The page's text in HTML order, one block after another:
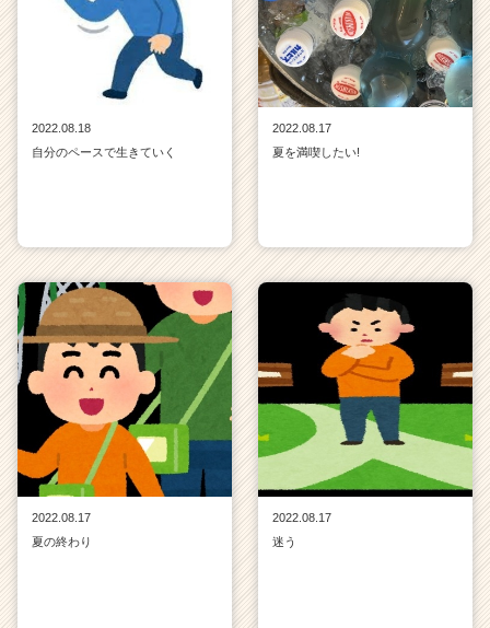
2022.08.18
自分のペースで生きていく
2022.08.17
夏を満喫したい!
2022.08.17
夏の終わり
2022.08.17
迷う